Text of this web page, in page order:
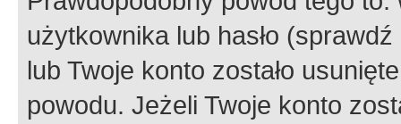
użytkownika lub hasło
lub Twoje konto zostało
powodu. Jeżeli Twoje konto